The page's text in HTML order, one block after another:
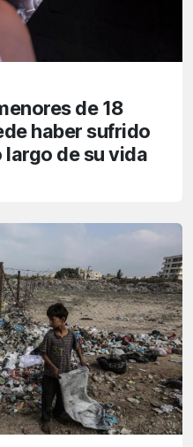
de 18
haber sufrido
de su vida